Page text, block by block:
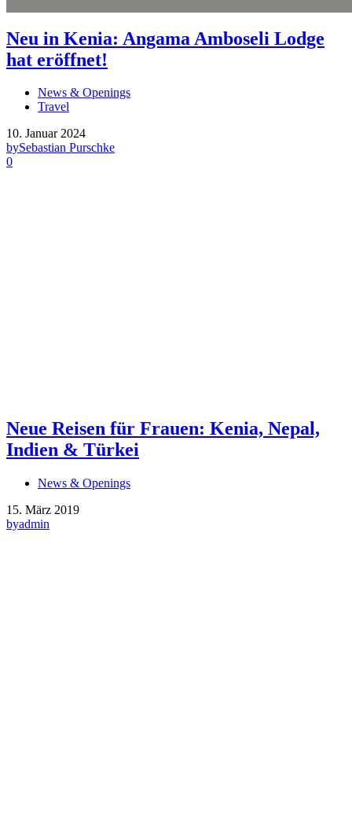
Neu in Kenia: Angama Amboseli Lodge
hat eröffnet!
News & Openings
Travel
10. Januar 2024
bySebastian Purschke
0
Neue Reisen für Frauen: Kenia, Nepal,
Indien & Türkei
News & Openings
15. März 2019
byadmin